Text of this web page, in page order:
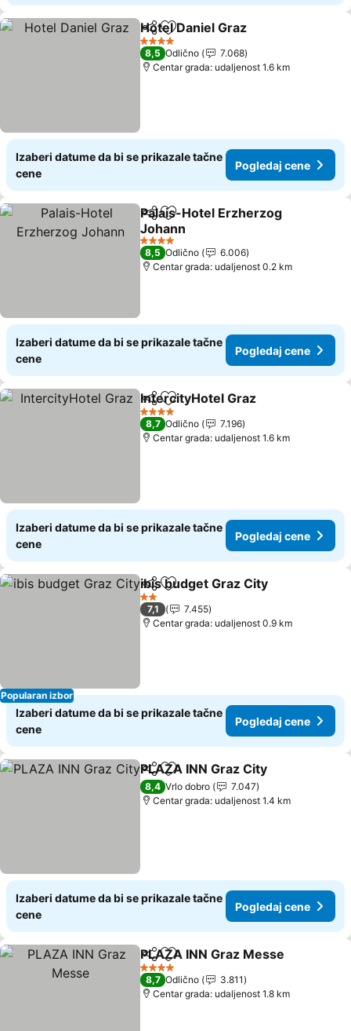
Deli Dodati u favorite
Hotel Daniel Graz
4 Zvezdice
8,5 Odlično
7.068
Centar grada: udaljenost 1.6 km
Izaberi datume da bi se prikazale tačne
cene
Pogledaj cene
Deli Dodati u favorite
Palais-Hotel Erzherzog
Johann
Pogledaj cene
4 Zvezdice
8,5 Odlično
6.006
Centar grada: udaljenost 0.2 km
Izaberi datume da bi se prikazale tačne
cene
Pogledaj cene
Deli Dodati u favorite
IntercityHotel Graz
4 Zvezdice
8,7 Odlično
7.196
Centar grada: udaljenost 1.6 km
Izaberi datume da bi se prikazale tačne
cene
Pogledaj cene
Popularan izbor
Deli Dodati u favorite
ibis budget Graz City
2 Zvezdice
7,1
7.455
Centar grada: udaljenost 0.9 km
Izaberi datume da bi se prikazale tačne
cene
Pogledaj cene
Deli Dodati u favorite
PLAZA INN Graz City
8,4 Vrlo dobro
7.047
Centar grada: udaljenost 1.4 km
Izaberi datume da bi se prikazale tačne
cene
Pogledaj cene
Deli Dodati u favorite
PLAZA INN Graz Messe
4 Zvezdice
8,7 Odlično
3.811
Centar grada: udaljenost 1.8 km